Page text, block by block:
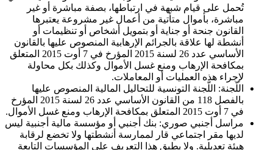
تُحمل على قيام شبهة في ارتباطها، بصفة مباشرة أو غير
مباشرة، بأموال متأتية من أعمال غير مشروعة يعتبرها
القانون جنحة أو جناية أو بتمويل أشخاص أو تنظيمات أو
أنشطة لها علاقة بالجرائم الإرهابية المنصوص عليها بالقانون
الأساسي عدد 26 لسنة 2015 المؤرخ في 7 أوت 2015 المتعلق
بمكافحة الإرهاب ومنع غسل الأموال وكذلك بكل محاولة
لإجراء هذه العمليات أو المعاملات.
اللّجنة: اللّجنة التونسية للتحاليل المالية المنصوص عليها
بالفصل 118 من القانون الأساسي عدد 26 لسنة 2015 المؤرخ
في 7 أوت 2015 المتعلق بمكافحة الإرهاب ومنع غسل الأموال
.
مراسل أجنبي صوري: بنك أجنبي أو مؤسسة مالية أجنبية ليس
لديها مقر اجتماعي قار لممارسة أنشطتها ولا تخضع لرقابة
هيئة تعديلية. ولا يطبق هذا التعريف على المؤسسات التابعة